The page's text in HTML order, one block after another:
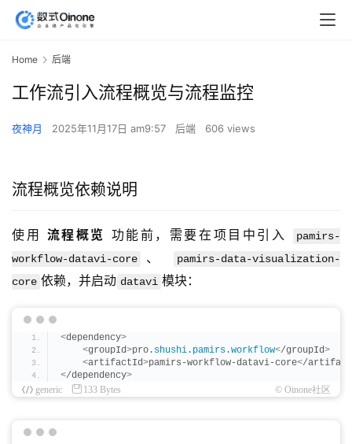
Home 后端
工作流引入流程概览与流程监控
夜神月 2025年11月17日 am9:57 后端 606 views
流程概览依赖说明
使用 流程概览 功能前，需要在项目中引入
pamirs-
workflow-datavi-core
、
pamirs-data-visualization-
core 依赖，并启动 datavi 模块：
<dependency>
<groupId>pro. shushi . pamirs .workflow</groupId>
<artifactId>pamirs-workflow-datavi-core</
</dependency>
generic
133 Bytes © Oinone社区